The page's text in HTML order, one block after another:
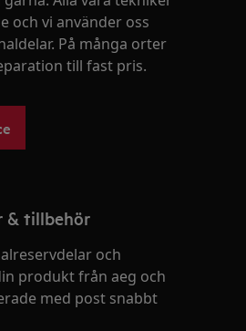
och vi använder oss
På många orter
till fast pris.
& tillbehör
och
produkt från aeg och
med post snabbt